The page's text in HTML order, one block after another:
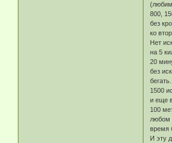
800,
без
ко
Нет
на 5
20
без
1500
и еще
100
любом
время
И эту